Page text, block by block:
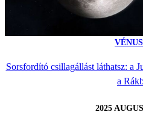
Sorsfordító csillagállást láthatsz: a
a
2025